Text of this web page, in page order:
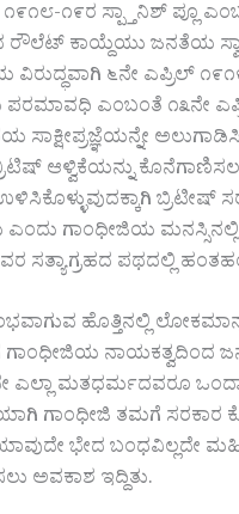
೧೯ರ ಸ್ಪ್ತಾನಿಶ್ ಪ್ಲೂ
ಕಾಯ್ದೆಯು ಜನತೆಯ
೬ನೇ ಎಪ್ರಿಲ್ ೧೯೧೯
ಪರಮಾವಧಿ ಎಂಬಂತೆ ೧೩ನೇ
ಆಳ್ವಿಕೆಯನ್ನು
ಬ್ರಿಟೀಷ್
ಎಂದು ಗಾಂಧೀಜಿಯ
ಪಥದಲ್ಲಿ
ಹೊತ್ತಿನಲ್ಲಿ ಲೋಕಮಾನ್ಯ
ಗಾಂಧೀಜಿಯ ನಾಯಕತ್ವದಿಂದ
ಎಲ್ಲಾ ಮತಧರ್ಮದವರೂ
ಗಾಂಧೀಜಿ ತಮಗೆ ಸರಕಾರ
ಭೇದ ಬಂಧವಿಲ್ಲದೇ
ಅವಕಾಶ ಇದ್ದಿತು.